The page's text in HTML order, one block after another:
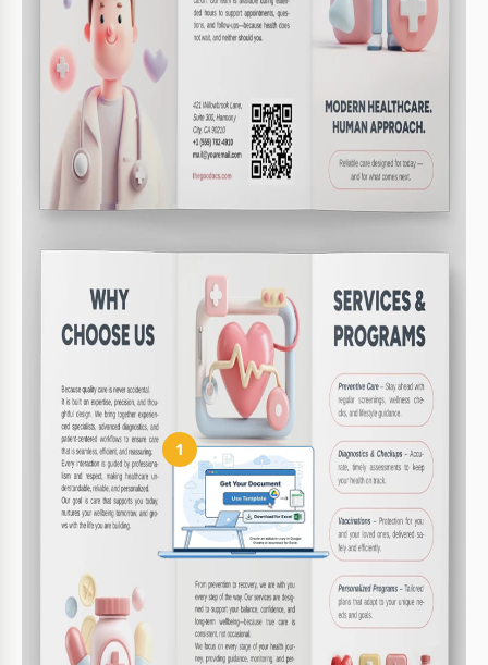
Puis-je facilement personnaliser le contenu ?
Oui, le modèle permet d'éditer facilement texte et
images.
Dois-je payer pour ce modèle ?
Non, ce modèle est gratuit.
Est-il facile à utiliser sans compétences en design ?
Oui, il est convivial pour les débutants avec des
informations de contact ?
Oui, il y a une section dédiée pour vos informations
de contact.
Comment utiliser et modifier ce modèle
1
Obtenez votre document
Cliquez sur "Modifier le modèle" pour créer une copie
modifiable dans Google Slides ou télécharger pour Microsoft